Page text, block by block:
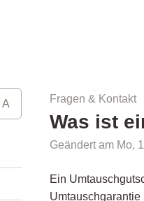
Fragen & Kontakt
Was ist
Geändert am Mo,
Ein